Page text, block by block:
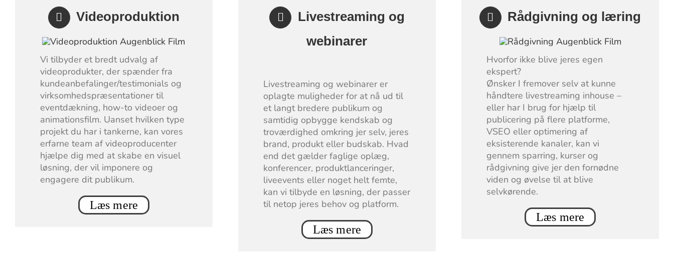
Videoproduktion
Vi tilbyder et bredt udvalg af
videoprodukter, der spænder fra
kundeanbefalinger/testimonials og
virksomhedspræsentationer til
eventdækning, how-to videoer og
animationsfilm. Uanset hvilken type
projekt du har i tankerne, kan vores
erfarne team af videoproducenter
hjælpe dig med at skabe en visuel
løsning, der vil imponere og
engagere dit publikum.
Læs mere
Livestreaming og
webinarer
Livestreaming og webinarer er
oplagte muligheder for at nå ud til
et langt bredere publikum og
samtidig opbygge kendskab og
troværdighed omkring jer selv, jeres
brand, produkt eller budskab. Hvad
end det gælder faglige oplæg,
konferencer, produktlanceringer,
liveevents eller noget helt femte,
kan vi tilbyde en løsning, der passer
til netop jeres behov og platform.
Læs mere
Rådgivning og læring
Hvorfor ikke blive jeres egen
ekspert?
Ønsker I fremover selv at kunne
håndtere livestreaming inhouse –
eller har I brug for hjælp til
publicering på flere platforme,
VSEO eller optimering af
eksisterende kanaler, kan vi
gennem sparring, kurser og
rådgivning give jer den fornødne
viden og øvelse til at blive
selvkørende.
Læs mere